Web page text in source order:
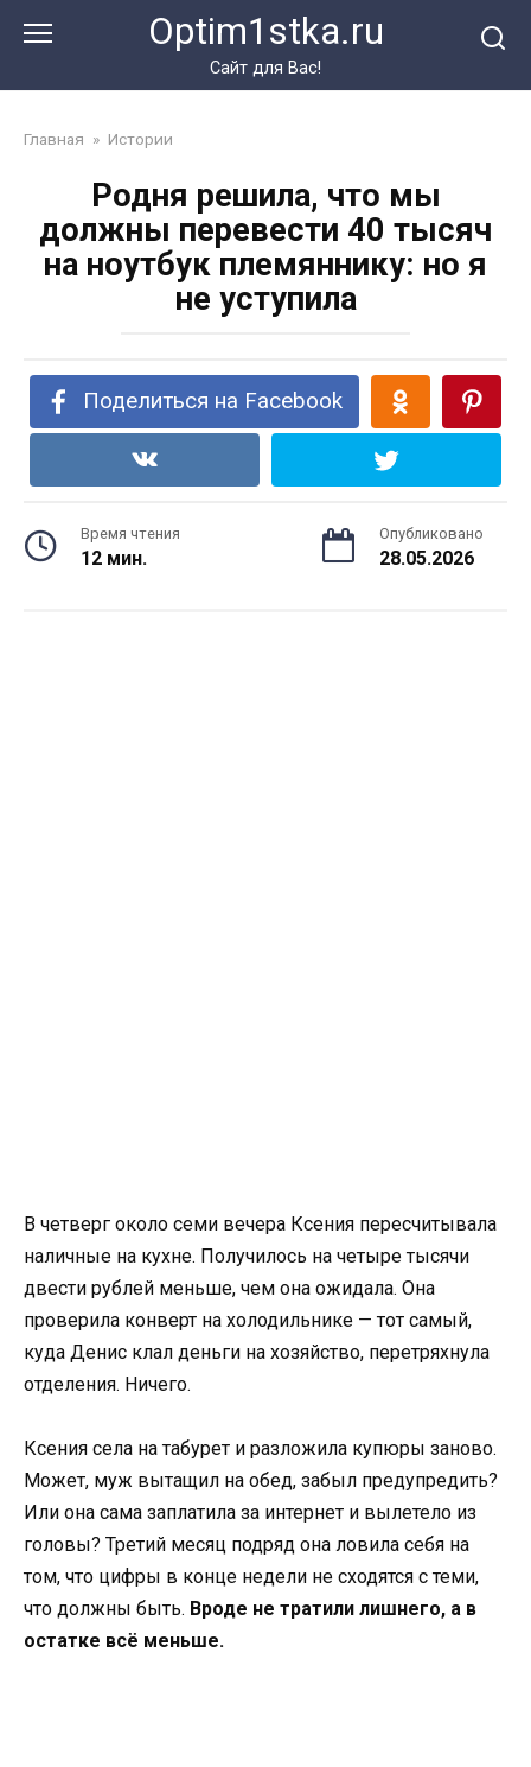
Optim1stka.ru
Сайт для Вас!
Главная » Истории
Родня решила, что мы
должны перевести 40 тысяч
на ноутбук племяннику: но я
не уступила
Поделиться на Facebook
Время чтения
12 мин.
Опубликовано
28.05.2026
В четверг около семи вечера Ксения пересчитывала
наличные на кухне. Получилось на четыре тысячи
двести рублей меньше, чем она ожидала. Она
проверила конверт на холодильнике — тот самый,
куда Денис клал деньги на хозяйство, перетряхнула
отделения. Ничего.
Ксения села на табурет и разложила купюры заново.
Может, муж вытащил на обед, забыл предупредить?
Или она сама заплатила за интернет и вылетело из
головы? Третий месяц подряд она ловила себя на
том, что цифры в конце недели не сходятся с теми,
что должны быть. Вроде не тратили лишнего, а в
остатке всё меньше.